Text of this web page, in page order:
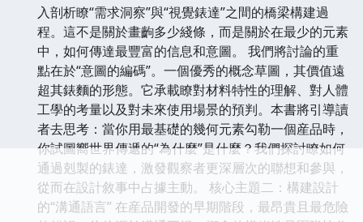
入剖析瞭“需求洞察”與“視覺錶達”之間的橋梁構建過
程。這不是關於畫齣多少綫條，而是關於在最少的元素
中，如何傳達最豐富的信息和意圖。 我們將討論的重
點在於“意圖的編碼”。一個優秀的概念草圖，其價值遠
超其錶麵的形態。它承載瞭對材料特性的理解、對人體
工學的考量以及對未來使用場景的預判。本書將引導讀
者去思考：當你用最基礎的幾何元素勾勒一個産品時，
你試圖嚮世界傳遞的“為什麼”是什麼？我們探討瞭如何
通過剋製的錶達，激發觀察者更深層次的聯想和參與，
從而在設計敘事中占據主動。 核心主題二：構建設計
的“溝通語言” 在産品開發的早期階段，最昂貴且最危險